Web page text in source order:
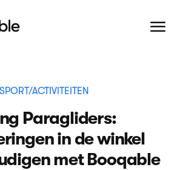
SPORT/ACTIVITEITEN
Paragliders:
in de winkel
met Booqable